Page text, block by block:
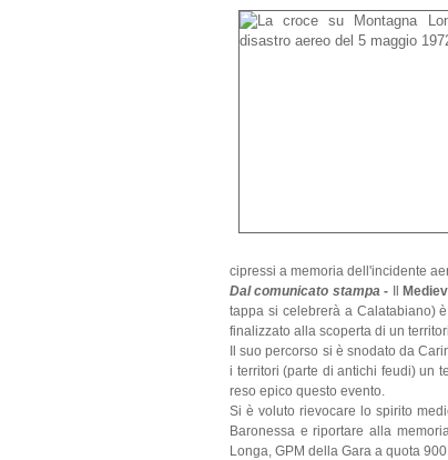
cipressi a memoria dell'incidente
Dal comunicato stampa -
tappa si celebrerà a Calatabiano)
finalizzato alla scoperta di un
Il suo percorso si è snodato da
i territori (parte di antichi feudi) un
reso epico questo evento.
Si è voluto rievocare lo spirito
Baronessa e riportare alla
Longa, GPM della Gara a quota